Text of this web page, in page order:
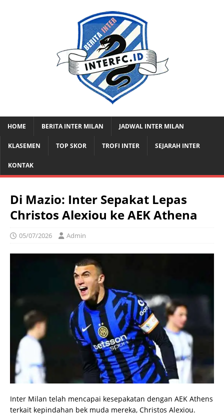
HOME BERITA INTER MILAN JADWAL INTER MILAN
KLASEMEN TOP SKOR TROFI INTER SEJARAH INTER
KONTAK
Di Mazio: Inter Sepakat Lepas
Christos Alexiou ke AEK Athena
05/07/2026 Admin
Inter Milan telah mencapai kesepakatan dengan AEK Athens
terkait kepindahan bek muda mereka, Christos Alexiou.